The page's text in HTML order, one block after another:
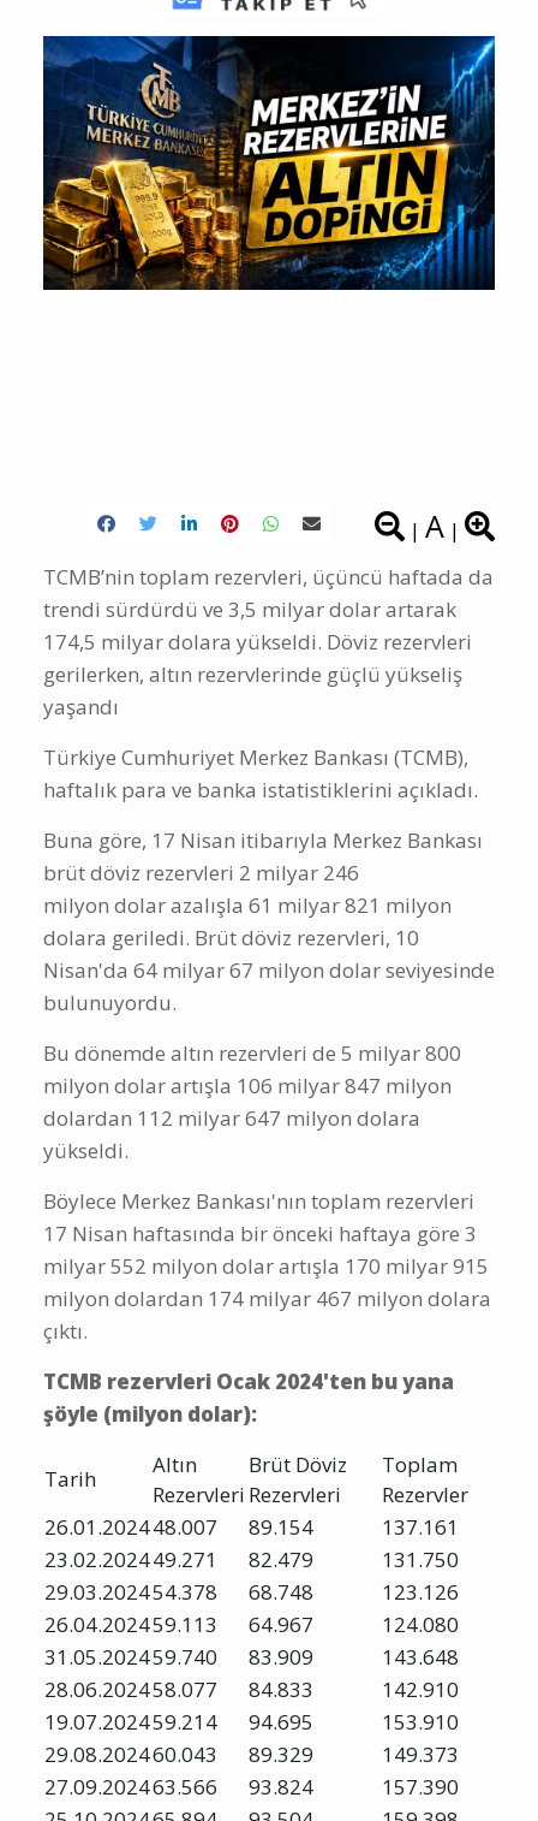
| A |
TCMB’nin toplam rezervleri, üçüncü haftada da
trendi sürdürdü ve 3,5 milyar dolar artarak
174,5 milyar dolara yükseldi. Döviz rezervleri
gerilerken, altın rezervlerinde güçlü yükseliş
yaşandı
Türkiye Cumhuriyet Merkez Bankası (TCMB),
haftalık para ve banka istatistiklerini açıkladı.
Buna göre, 17 Nisan itibarıyla Merkez Bankası
brüt döviz rezervleri 2 milyar 246
milyon dolar azalışla 61 milyar 821 milyon
dolara geriledi. Brüt döviz rezervleri, 10
Nisan'da 64 milyar 67 milyon dolar seviyesinde
bulunuyordu.
Bu dönemde altın rezervleri de 5 milyar 800
milyon dolar artışla 106 milyar 847 milyon
dolardan 112 milyar 647 milyon dolara
yükseldi.
Böylece Merkez Bankası'nın toplam rezervleri
17 Nisan haftasında bir önceki haftaya göre 3
milyar 552 milyon dolar artışla 170 milyar 915
milyon dolardan 174 milyar 467 milyon dolara
çıktı.
TCMB rezervleri Ocak 2024'ten bu yana
şöyle (milyon dolar):
Tarih
Altın
Rezervleri
Brüt Döviz
Rezervleri
Toplam
Rezervler
26.01.202448.007 89.154
137.161
23.02.202449.271 82.479
131.750
29.03.202454.378 68.748
123.126
26.04.202459.113 64.967
124.080
31.05.202459.740 83.909
143.648
28.06.202458.077 84.833
142.910
19.07.202459.214 94.695
153.910
29.08.202460.043 89.329
149.373
27.09.202463.566 93.824
157.390